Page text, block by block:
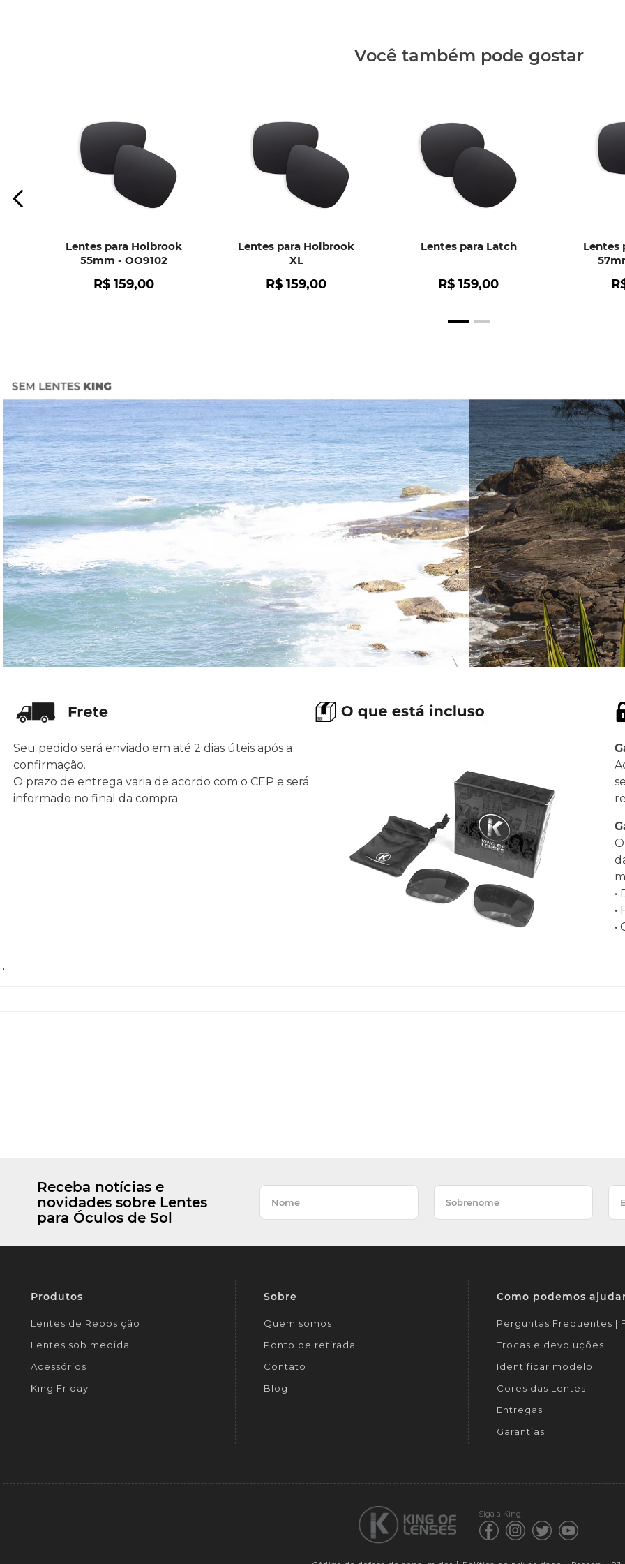
Você também pode gostar
Lentes para Holbrook
55mm - OO9102
R$ 159,00
Lentes para Holbrook
XL
R$ 159,00
Lentes para Latch
R$ 159,00
Lentes
Seu pedido será enviado em até 2 dias úteis após a
confirmação.
O prazo de entrega varia de acordo com o CEP e será
informado no final da compra.
•
•
•
.
Receba notícias e
novidades sobre Lentes
para Óculos de Sol
Produtos
Lentes de Reposição
Lentes sob medida
Acessórios
King Friday
Sobre
Quem somos
Ponto de retirada
Contato
Blog
Como podemos
Perguntas Frequentes |
Trocas e devoluções
Identificar modelo
Cores das Lentes
Entregas
Garantias
Siga a King: